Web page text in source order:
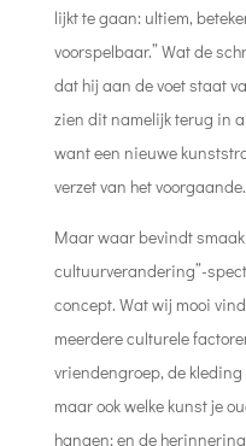
lijkt te gaan: ultiem,
voorspelbaar.” Wat de
dat hij aan de voet staat
zien dit namelijk terug in
want een nieuwe
verzet van het voorgaande.
Maar waar bevindt
cultuurverandering”-
concept. Wat wij mooi
meerdere culturele
vriendengroep, de
maar ook welke kunst je
hangen; en de